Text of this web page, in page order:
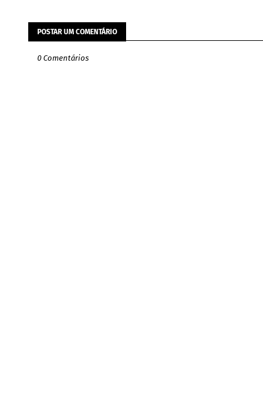
POSTAR UM COMENTÁRIO
0 Comentários